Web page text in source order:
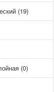
(19)
(0)